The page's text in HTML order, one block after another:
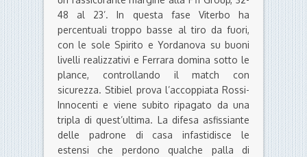
48 al 23’. In questa fase Viterbo ha
percentuali troppo basse al tiro da fuori,
con le sole Spirito e Yordanova su buoni
livelli realizzativi e Ferrara domina sotto le
plance, controllando il match con
sicurezza. Stibiel prova l’accoppiata Rossi-
Innocenti e viene subito ripagato da una
tripla di quest’ultima. La difesa asfissiante
delle padrone di casa infastidisce le
estensi che perdono qualche palla di